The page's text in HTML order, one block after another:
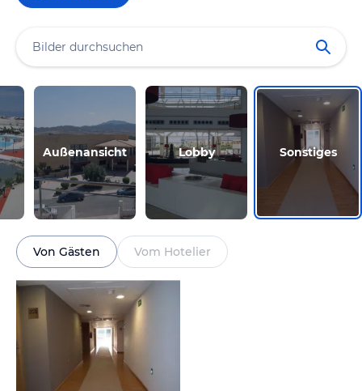
Außenansicht Lobby Sonstiges
Von Gästen Vom Hotelier